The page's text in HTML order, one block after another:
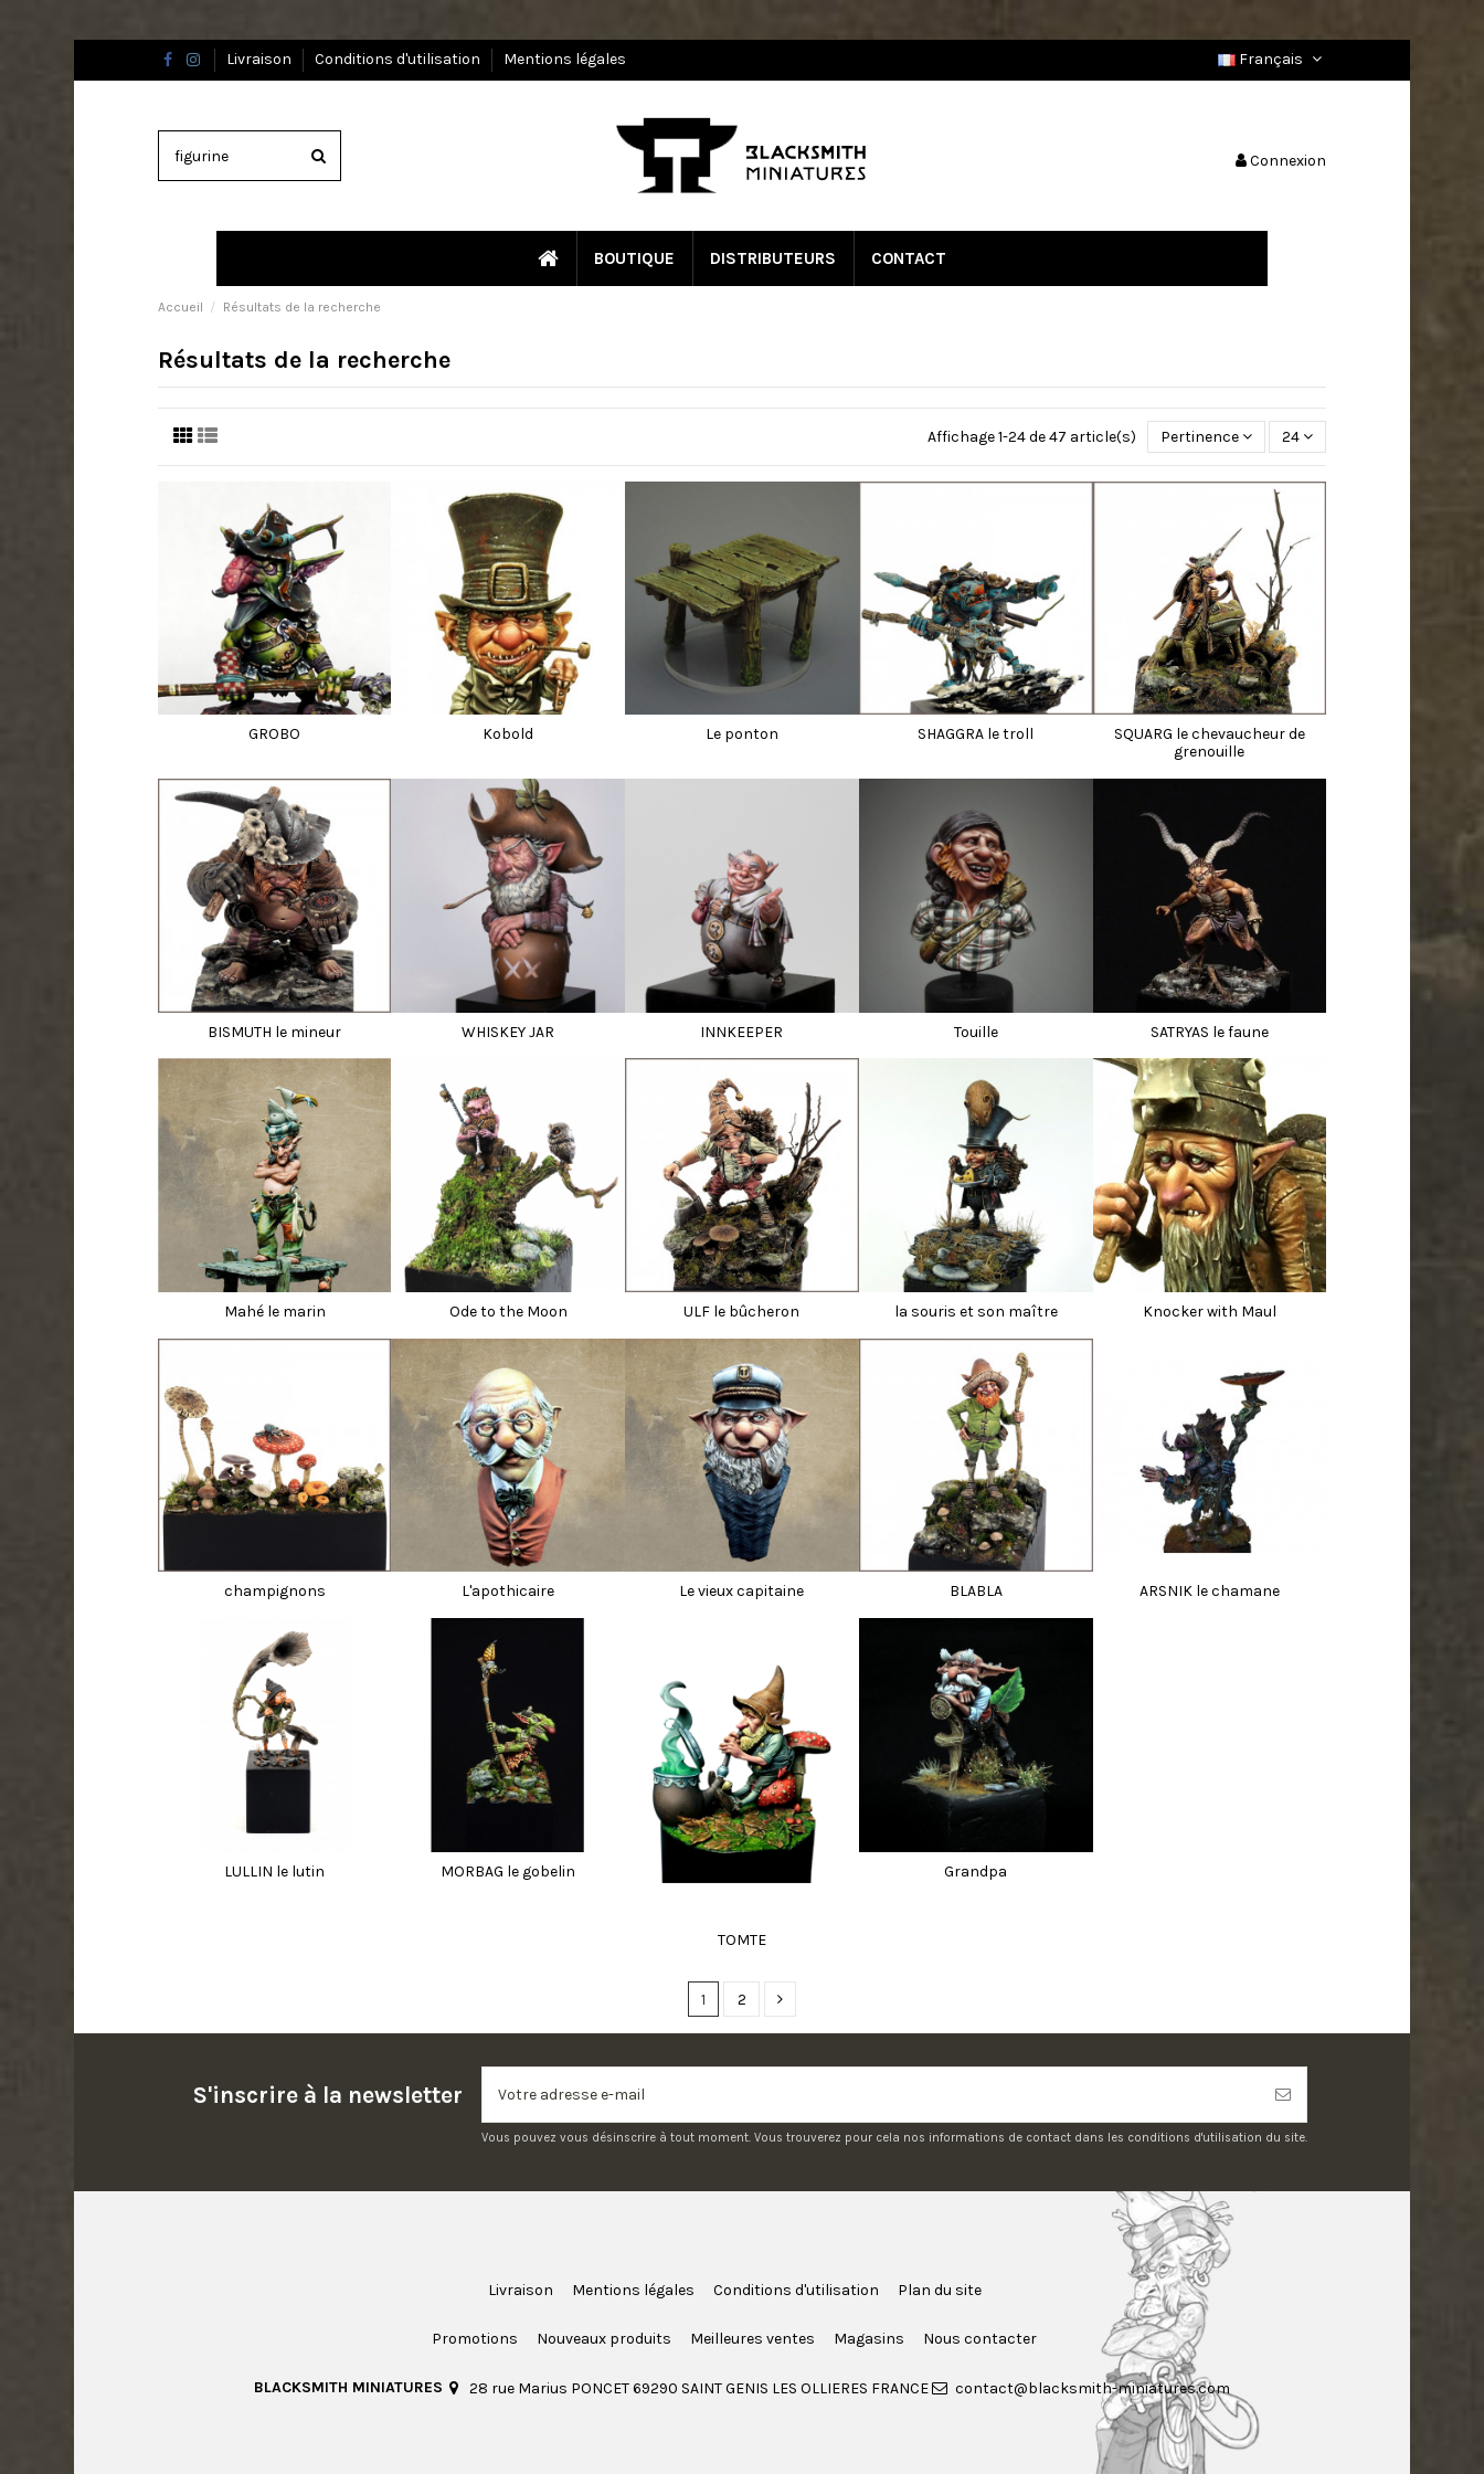
Livraison Conditions d'utilisation Mentions légales Français
Connexion
BOUTIQUE DISTRIBUTEURS CONTACT
Accueil Résultats de la recherche
Résultats de la recherche
Affichage 1-24 de 47 article(s) Pertinence 24
GROBO Kobold Le ponton SHAGGRA le troll
SQUARG le chevaucheur de
grenouille
BISMUTH le mineur WHISKEY JAR INNKEEPER Touille SATRYAS le faune
Mahé le marin Ode to the Moon ULF le bûcheron la souris et son maître Knocker with Maul
champignons L'apothicaire Le vieux capitaine BLABLA ARSNIK le chamane
LULLIN le lutin MORBAG le gobelin
TOMTE
Grandpa
1 2
S'inscrire à la newsletter
Vous pouvez vous désinscrire à tout moment. Vous trouverez pour cela nos informations de contact dans les conditions d'utilisation du site.
Livraison Mentions légales Conditions d'utilisation Plan du site
Promotions Nouveaux produits Meilleures ventes Magasins Nous contacter
BLACKSMITH MINIATURES 28 rue Marius PONCET 69290 SAINT GENIS LES OLLIERES FRANCE contact@blacksmith-miniatures.com